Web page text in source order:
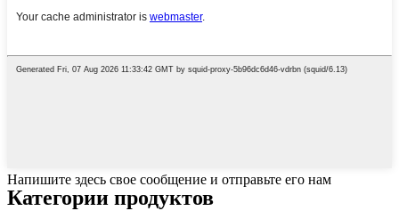
Напишите здесь свое сообщение и отправьте его нам
Категории продуктов